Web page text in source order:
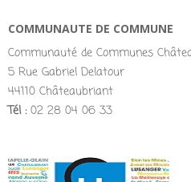
COMMUNAUTE DE COMMUNE
Communauté de Communes
5 Rue Gabriel Delatour
44110 Châteaubriant
Tél :02 28 04 06 33